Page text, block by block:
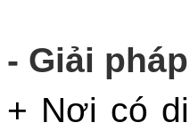
- Giải
+ Nơi có